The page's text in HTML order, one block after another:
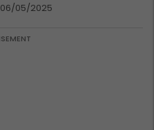
06/05/2025